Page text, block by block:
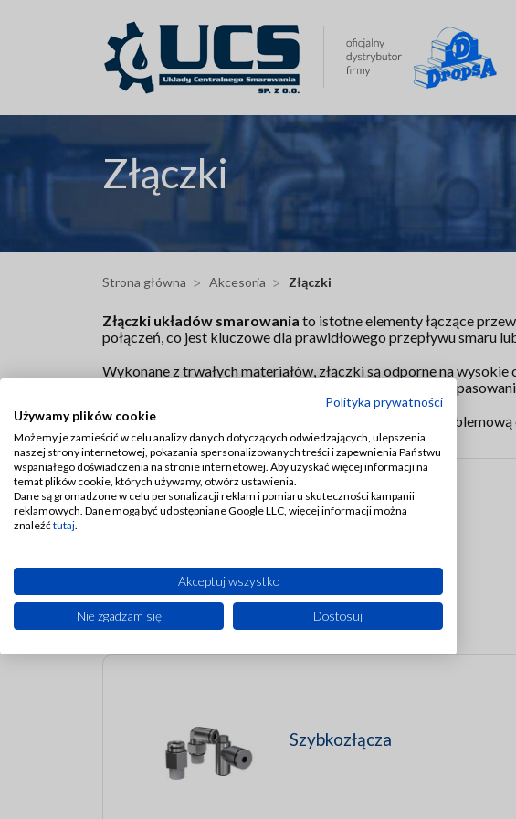
Złączki
Strona główna Akcesoria Złączki
Złączki układów smarowania to istotne elementy łączące
połączeń, co jest kluczowe dla prawidłowego przepływu smaru
Wykonane z trwałych materiałów, złączki są odporne na
różne rodzaje i rozmiary złączek, co pozwala na łatwe
Stosowanie wysokiej jakości złączek gwarantuje
Szybkozłącza
Polityka prywatności
Używamy plików cookie
Możemy je zamieścić w celu analizy danych dotyczących odwiedzających, ulepszenia
naszej strony internetowej, pokazania spersonalizowanych treści i zapewnienia Państwu
wspaniałego doświadczenia na stronie internetowej. Aby uzyskać więcej informacji na
temat plików cookie, których używamy, otwórz ustawienia.
Dane są gromadzone w celu personalizacji reklam i pomiaru skuteczności kampanii
reklamowych. Dane mogą być udostępniane Google LLC, więcej informacji można
znaleźć tutaj
Akceptuj wszystko
Nie zgadzam się Dostosuj